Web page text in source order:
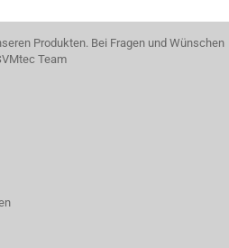
Produkten. Bei Fragen und Wünschen
Team